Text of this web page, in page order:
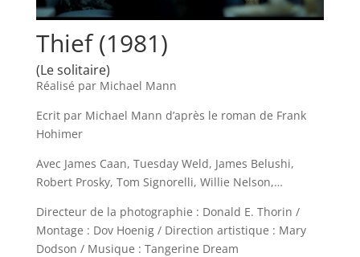
Thief (1981)
(Le solitaire)
Réalisé par Michael Mann
Ecrit par Michael Mann d’après le roman de Frank
Hohimer
Avec James Caan, Tuesday Weld, James Belushi,
Robert Prosky, Tom Signorelli, Willie Nelson,…
Directeur de la photographie : Donald E. Thorin /
Montage : Dov Hoenig / Direction artistique : Mary
Dodson / Musique : Tangerine Dream